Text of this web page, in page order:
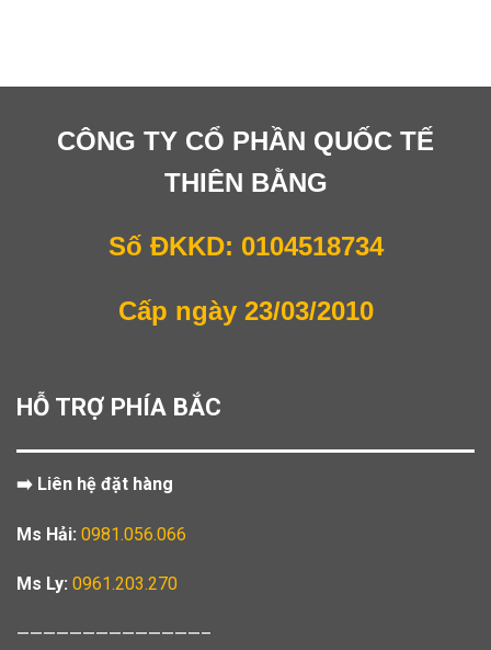
CÔNG TY CỔ PHẦN QUỐC TẾ
THIÊN BẰNG
Số ĐKKD: 0104518734
Cấp ngày 23/03/2010
HỖ TRỢ PHÍA BẮC
➡️ Liên hệ đặt hàng
Ms Hải: 0981.056.066
Ms Ly: 0961.203.270
——————————————–